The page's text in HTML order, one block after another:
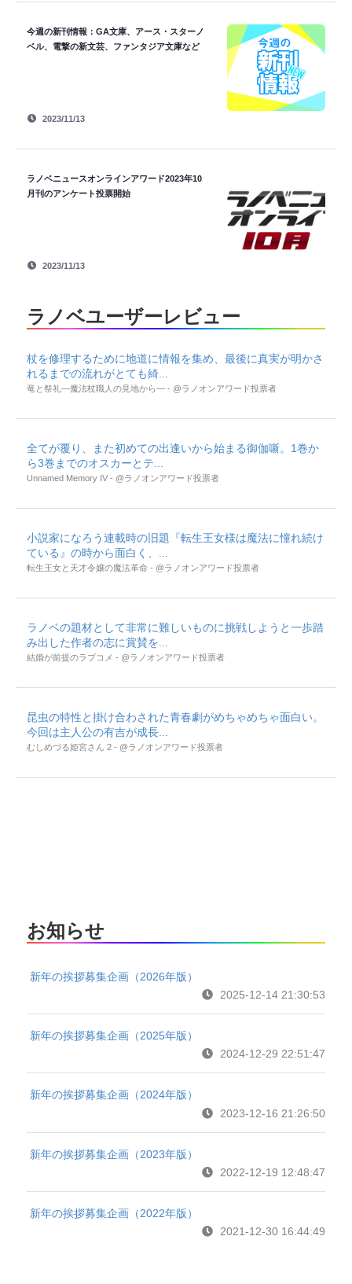
今週の新刊情報：GA文庫、アース・スターノ
ベル、電撃の新文芸、ファンタジア文庫など
2023/11/13
ラノベニュースオンラインアワード2023年10
月刊のアンケート投票開始
2023/11/13
ラノベユーザーレビュー
杖を修理するために地道に情報を集め、最後に真実が明かさ
れるまでの流れがとても綺...
竜と祭礼―魔法杖職人の見地から― - @ラノオンアワード投票者
全てが覆り、また初めての出逢いから始まる御伽噺。1巻か
ら3巻までのオスカーとテ...
Unnamed Memory IV - @ラノオンアワード投票者
小説家になろう連載時の旧題『転生王女様は魔法に憧れ続け
ている』の時から面白く、...
転生王女と天才令嬢の魔法革命 - @ラノオンアワード投票者
ラノベの題材として非常に難しいものに挑戦しようと一歩踏
み出した作者の志に賞賛を...
結婚が前提のラブコメ - @ラノオンアワード投票者
昆虫の特性と掛け合わされた青春劇がめちゃめちゃ面白い。
今回は主人公の有吉が成長...
むしめづる姫宮さん 2 - @ラノオンアワード投票者
お知らせ
新年の挨拶募集企画（2026年版）
2025-12-14 21:30:53
新年の挨拶募集企画（2025年版）
2024-12-29 22:51:47
新年の挨拶募集企画（2024年版）
2023-12-16 21:26:50
新年の挨拶募集企画（2023年版）
2022-12-19 12:48:47
新年の挨拶募集企画（2022年版）
2021-12-30 16:44:49